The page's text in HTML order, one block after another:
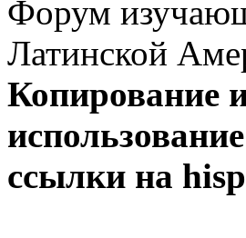
Форум
Латинской
Копирование
ссылки на